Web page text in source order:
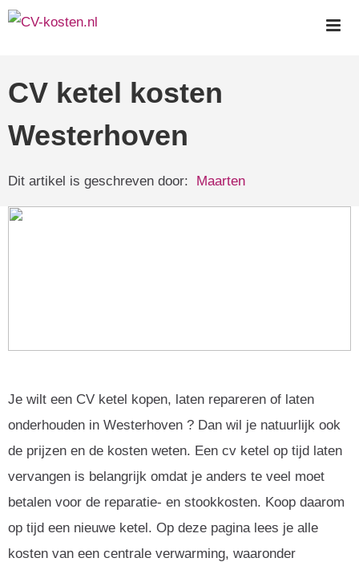
Skip
CV ketel kosten
Westerhoven
Dit artikel is geschreven door: Maarten
Je wilt een CV ketel kopen, laten repareren of laten
onderhouden in Westerhoven ? Dan wil je natuurlijk ook
de prijzen en de kosten weten. Een cv ketel op tijd laten
vervangen is belangrijk omdat je anders te veel moet
betalen voor de reparatie- en stookkosten. Koop daarom
op tijd een nieuwe ketel. Op deze pagina lees je alle
kosten van een centrale verwarming, waaronder